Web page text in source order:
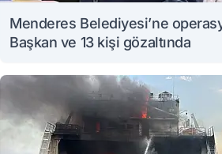
Menderes Belediyesi’ne
Başkan ve 13 kişi gözaltında